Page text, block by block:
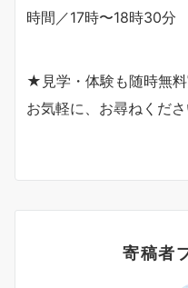
時間／17時〜18時30分
★見学・体験も随時無
お気軽に、お尋ねくださ
寄稿者